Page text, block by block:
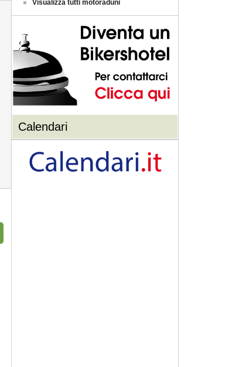
Visualizza tutti motoraduni
Calendari